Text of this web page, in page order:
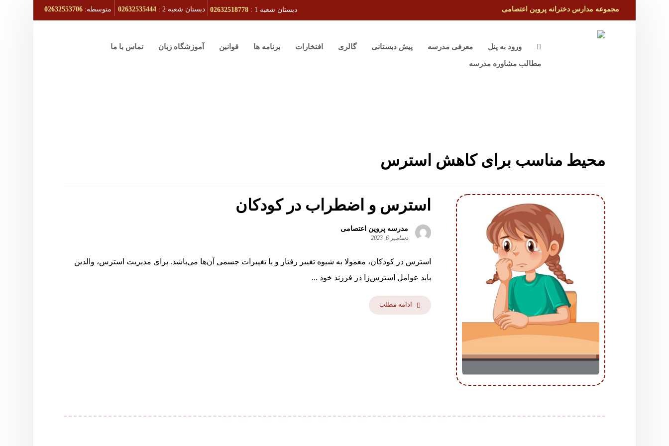
مجموعه مدارس دخترانه پروین اعتصامی متوسطه: 02632553706 دبستان شعبه 2 : 02632535444 دبستان شعبه 1 : 02632518778
ورود به پنل معرفی مدرسه پیش دبستانی گالری افتخارات برنامه ها قوانین آموزشگاه زبان تماس با ما
مطالب مشاوره مدرسه
محیط مناسب برای کاهش استرس
استرس و اضطراب در کودکان
مدرسه پروین اعتصامی
دسامبر 6, 2023
استرس در کودکان، معمولا به شیوه تغییر رفتار و یا تغییرات جسمی آن‌ها می‌باشد. برای مدیریت استرس، والدین
باید عوامل استرس‌زا در فرزند خود ...
ادامه مطلب